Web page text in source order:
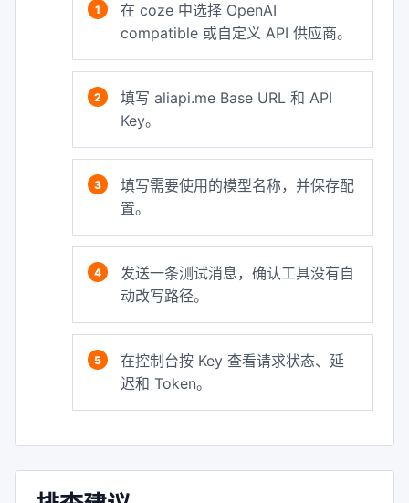
在 coze 中选择 OpenAI
compatible 或自定义 API 供应商。
填写 aliapi.me Base URL 和 API
Key。
填写需要使用的模型名称，并保存配
置。
发送一条测试消息，确认工具没有自
动改写路径。
在控制台按 Key 查看请求状态、延
迟和 Token。